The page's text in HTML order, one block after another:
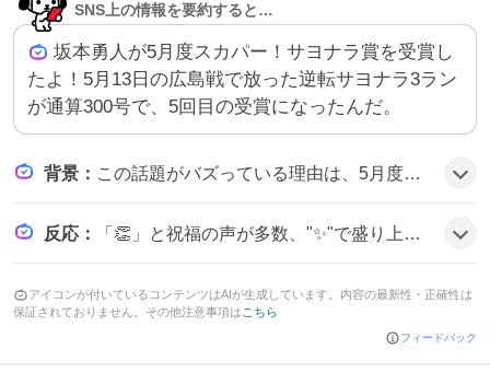
SNS上の情報を要約すると…
坂本勇人が5月度スカパー！サヨナラ賞を受賞し
たよ！5月13日の広島戦で放った逆転サヨナラ3ラン
が通算300号で、5回目の受賞になったんだ。
背景 ： この話題がバズっている理由は、5月度の劇的なサヨナラホームランが話題になり、特に坂本勇人の300号達成と5度目のサヨナラ賞受賞がファンの期待感を高めたことがきっかけで、SNS上で盛大に祝福された可能性がある。
反応 ： 「👏」と祝福の声が多数、"✨"で盛り上がり、"ありがとう！"と感謝のコメントも見られ、みんなが喜びの雰囲気だ。
アイコンが付いているコンテンツはAIが生成しています。内容の最新性・正確性は
保証されておりません。その他注意事項は こちら
フィードバック